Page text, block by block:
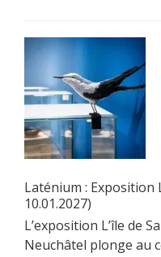
Laténium : Exposition
10.01.2027)
L’exposition L’île de
Neuchâtel plonge au